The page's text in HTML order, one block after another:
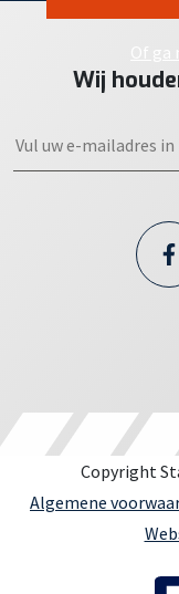
Of
Wij
Copyright
Algemene